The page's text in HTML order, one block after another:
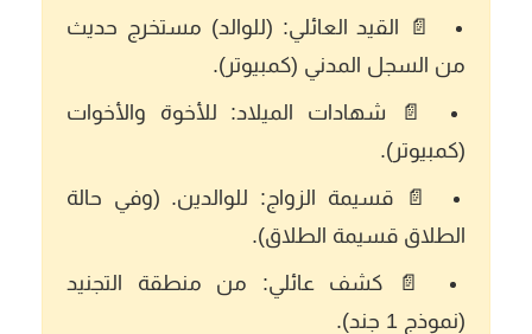
📄 القيد العائلي: (للوالد) مستخرج حديث
من السجل المدني (كمبيوتر).
📄 شهادات الميلاد: للأخوة والأخوات
(كمبيوتر).
📄قسيمة الزواج: للوالدين. (وفي حالة
الطلاق قسيمة الطلاق).
📄 كشف عائلي: من منطقة التجنيد
(نموذج 1 جند).